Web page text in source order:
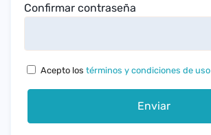
Confirmar contraseña
Acepto los términos y condiciones de uso
Enviar